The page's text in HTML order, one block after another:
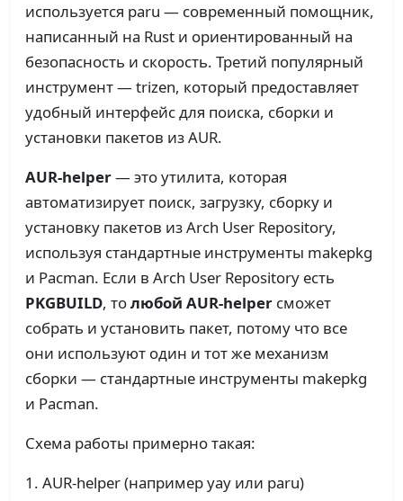
используется paru — современный помощник,
написанный на Rust и ориентированный на
безопасность и скорость. Третий популярный
инструмент — trizen, который предоставляет
удобный интерфейс для поиска, сборки и
установки пакетов из AUR.
AUR-helper— это утилита, которая
автоматизирует поиск, загрузку, сборку и
установку пакетов из Arch User Repository,
используя стандартные инструменты makepkg
и Pacman. Если в Arch User Repository есть
PKGBUILD, толюбой AUR-helper сможет
собрать и установить пакет, потому что все
они используют один и тот же механизм
сборки — стандартные инструменты makepkg
и Pacman.
Схема работы примерно такая:
AUR-helper (например yay или paru)